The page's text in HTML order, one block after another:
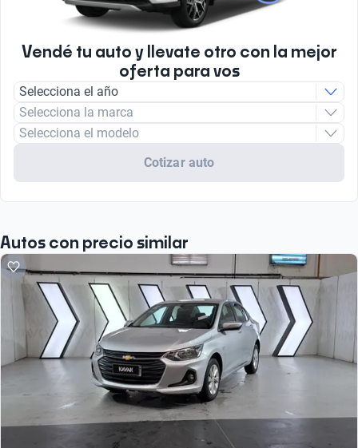
Vendé tu auto y llevate otro con la mejor
oferta para vos
Selecciona el año
Selecciona la marca
Selecciona el modelo
Cotizar auto
Autos con precio similar